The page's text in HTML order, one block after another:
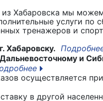
из Хабаровска мы
услуги по
тренажеров и
Хабаровску.
и
осуществляется
в другой